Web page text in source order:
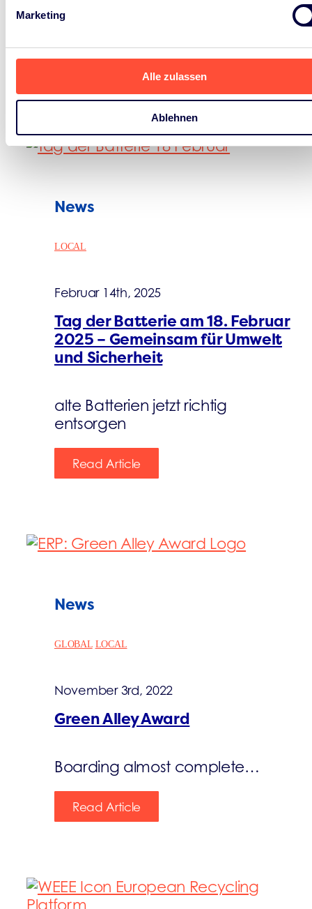
Marketing
Alle zulassen
Ablehnen
Alle anschauen
News
LOCAL
Februar 14th, 2025
Tag der Batterie am 18. Februar
2025 – Gemeinsam für Umwelt
und Sicherheit
alte Batterien jetzt richtig
entsorgen
Read Article
News
GLOBAL LOCAL
November 3rd, 2022
Green Alley Award
Boarding almost complete…
Read Article